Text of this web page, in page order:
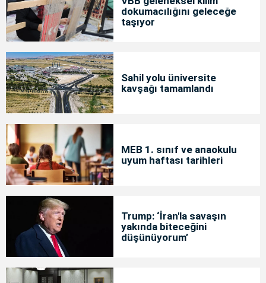
dokumacılığını geleceğe
taşıyor
Sahil yolu üniversite
kavşağı tamamlandı
MEB 1. sınıf ve anaokulu
uyum haftası tarihleri
Trump: ‘İran'la savaşın
yakında biteceğini
düşünüyorum’